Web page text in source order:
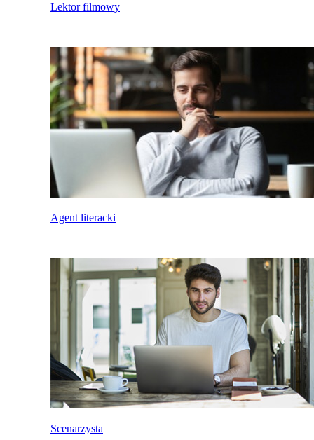
Lektor filmowy
Agent literacki
Scenarzysta